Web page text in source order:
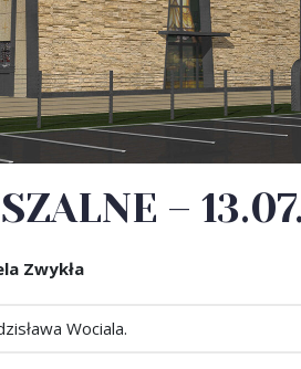
–
Zwykła
Wociala.